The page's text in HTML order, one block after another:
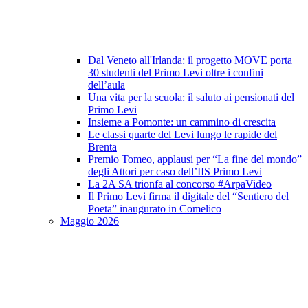
Dal Veneto all'Irlanda: il progetto MOVE porta
30 studenti del Primo Levi oltre i confini
dell’aula
Una vita per la scuola: il saluto ai pensionati del
Primo Levi
Insieme a Pomonte: un cammino di crescita
Le classi quarte del Levi lungo le rapide del
Brenta
Premio Tomeo, applausi per “La fine del mondo”
degli Attori per caso dell’IIS Primo Levi
La 2A SA trionfa al concorso #ArpaVideo
Il Primo Levi firma il digitale del “Sentiero del
Poeta” inaugurato in Comelico
Maggio 2026